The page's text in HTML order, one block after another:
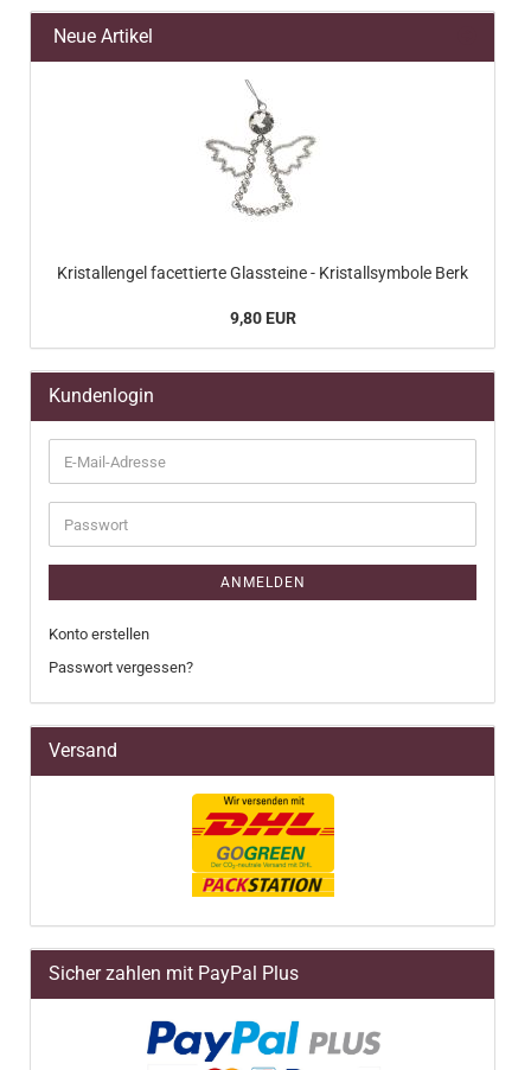
Neue Artikel
Kristallengel facettierte Glassteine - Kristallsymbole Berk
9,80 EUR
Kundenlogin
E-
Mail-
Adresse
Passwort
ANMELDEN
Konto erstellen
Passwort vergessen?
Versand
Sicher zahlen mit PayPal Plus